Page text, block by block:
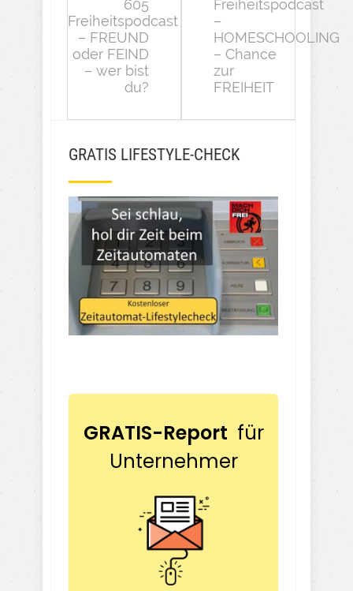
605
Freiheitspodcast
– FREUND
oder FEIND
– wer bist
du?
Freiheitspodcast
–
HOMESCHOOLING
– Chance
zur
FREIHEIT
GRATIS LIFESTYLE-CHECK
GRATIS-Report für
Unternehmer